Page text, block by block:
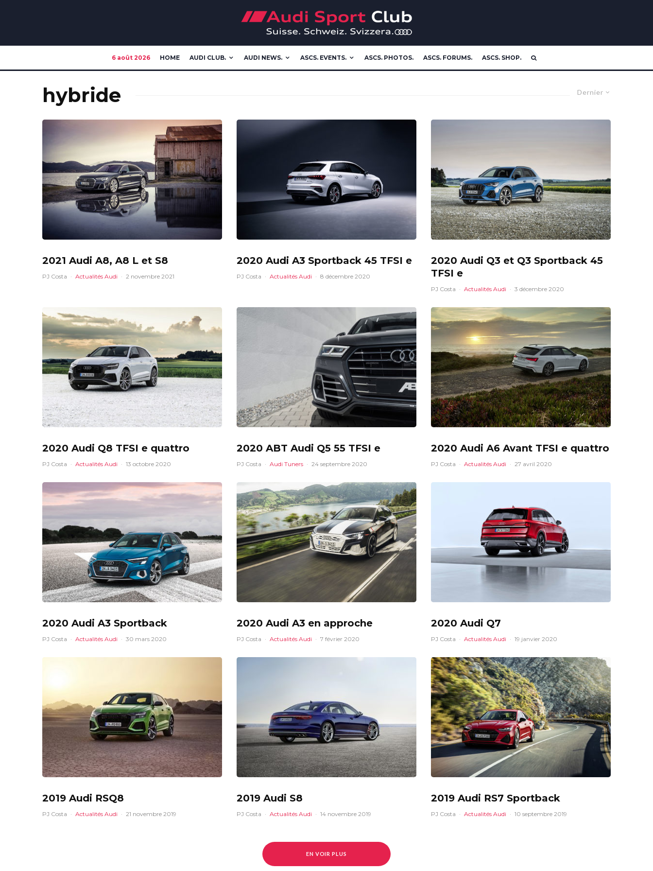
6 août 2026 HOME AUDI CLUB. AUDI NEWS. ASCS. EVENTS. ASCS. PHOTOS. ASCS. FORUMS. ASCS. SHOP.
Dernier
hybride
2021 Audi A8, A8 L et S8
PJ Costa · Actualités Audi · 2 novembre 2021
2020 Audi A3 Sportback 45 TFSI e
PJ Costa · Actualités Audi · 8 décembre 2020
2020 Audi Q3 et Q3 Sportback 45
TFSI e
PJ Costa · Actualités Audi · 3 décembre 2020
2020 Audi Q8 TFSI e quattro
PJ Costa · Actualités Audi · 13 octobre 2020
2020 ABT Audi Q5 55 TFSI e
PJ Costa · Audi Tuners · 24 septembre 2020
2020 Audi A6 Avant TFSI e quattro
PJ Costa · Actualités Audi · 27 avril 2020
2020 Audi A3 Sportback
PJ Costa · Actualités Audi · 30 mars 2020
2020 Audi A3 en approche
PJ Costa · Actualités Audi · 7 février 2020
2020 Audi Q7
PJ Costa · Actualités Audi · 19 janvier 2020
2019 Audi RSQ8
PJ Costa · Actualités Audi · 21 novembre 2019
2019 Audi S8
PJ Costa · Actualités Audi · 14 novembre 2019
2019 Audi RS7 Sportback
PJ Costa · Actualités Audi · 10 septembre 2019
EN VOIR PLUS